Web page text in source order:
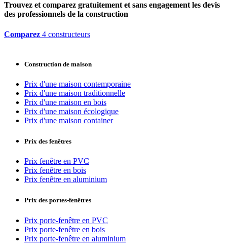
Trouvez et comparez gratuitement et sans engagement les devis
des professionnels de la construction
Comparez 4 constructeurs
Construction de maison
Prix d'une maison contemporaine
Prix d'une maison traditionnelle
Prix d'une maison en bois
Prix d'une maison écologique
Prix d'une maison container
Prix des fenêtres
Prix fenêtre en PVC
Prix fenêtre en bois
Prix fenêtre en aluminium
Prix des portes-fenêtres
Prix porte-fenêtre en PVC
Prix porte-fenêtre en bois
Prix porte-fenêtre en aluminium